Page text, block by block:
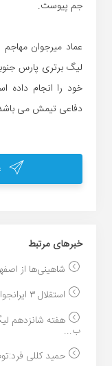
جم پیوست.
عماد میرجوان
لیگ برتری پارس
خود را انجام
دفاعی تیمش می
خبر‌های مرتبط
شاهینی‌ها از
استقلال ۳ ایرانجوان ۰/ شگفتی رخ نداد،ایرانجوان ب...
هفته شانزدهم
ب...
حمید کللی